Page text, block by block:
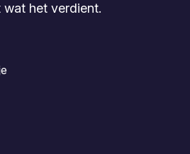
het verdient.